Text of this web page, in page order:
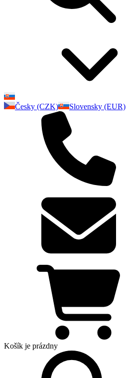
Česky (CZK)
Slovensky (EUR)
Košík je prázdny